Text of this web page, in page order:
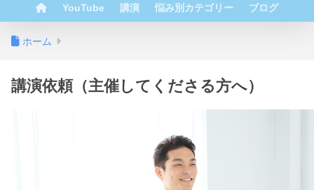
YouTube 講演 悩み別カテゴリー ブログ
ホーム
講演依頼（主催してくださる方へ）